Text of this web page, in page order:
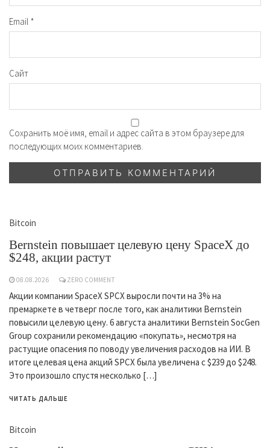
Email *
Сайт
Сохранить моё имя, email и адрес сайта в этом браузере для
последующих моих комментариев.
Bitcoin
Bernstein повышает целевую цену SpaceX до
$248, акции растут
08.08.2026 ZERO COMMENT
Акции компании SpaceX SPCX выросли почти на 3% на
премаркете в четверг после того, как аналитики Bernstein
повысили целевую цену. 6 августа аналитики Bernstein SocGen
Group сохранили рекомендацию «покупать», несмотря на
растущие опасения по поводу увеличения расходов на ИИ. В
итоге целевая цена акций SPCX была увеличена с $239 до $248.
Это произошло спустя несколько […]
ЧИТАТЬ ДАЛЬШЕ
Bitcoin